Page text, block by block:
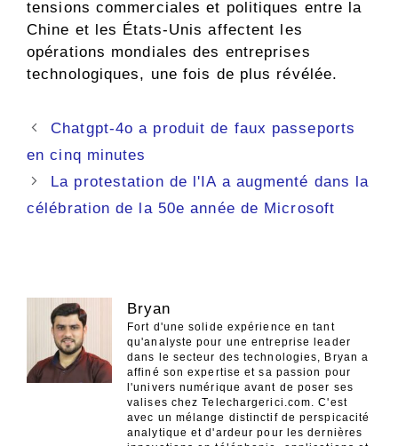
tensions commerciales et politiques entre la
Chine et les États-Unis affectent les
opérations mondiales des entreprises
technologiques, une fois de plus révélée.
Navigation
des
Chatgpt-4o a produit de faux passeports
en cinq minutes
La protestation de l'IA a augmenté dans la
célébration de la 50e année de Microsoft
Bryan
Fort d'une solide expérience en tant
qu'analyste pour une entreprise leader
dans le secteur des technologies, Bryan a
affiné son expertise et sa passion pour
l'univers numérique avant de poser ses
valises chez Telechargerici.com. C'est
avec un mélange distinctif de perspicacité
analytique et d'ardeur pour les dernières